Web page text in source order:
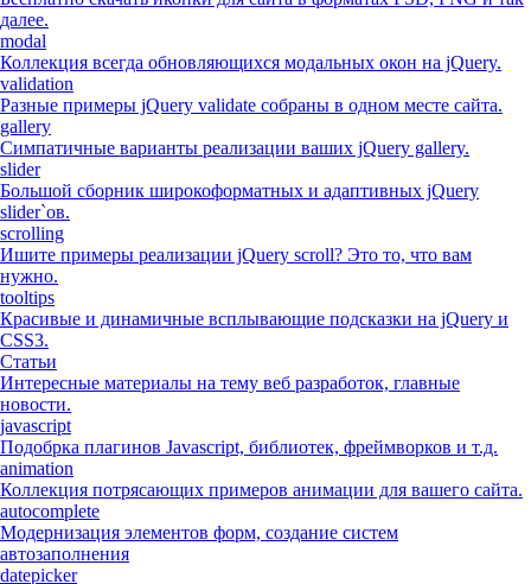
далее.
modal
Коллекция всегда обновляющихся модальных окон на jQuery.
validation
Разные примеры jQuery validate собраны в одном месте сайта.
gallery
Симпатичные варианты реализации ваших jQuery gallery.
slider
Большой сборник широкоформатных и адаптивных jQuery
slider`ов.
scrolling
Ишите примеры реализации jQuery scroll? Это то, что вам
нужно.
tooltips
Красивые и динамичные всплывающие подсказки на jQuery и
CSS3.
Статьи
Интересные материалы на тему веб разработок, главные
новости.
javascript
Подобрка плагинов Javascript, библиотек, фреймворков и т.д.
animation
Коллекция потрясающих примеров анимации для вашего сайта.
autocomplete
Модернизация элементов форм, создание систем
автозаполнения
datepicker